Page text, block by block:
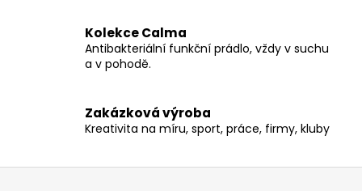
v
k
p
i
u
Kolekce Calma
Antibakteriální funkční prádlo, vždy v suchu
a v pohodě.
Zakázková výroba
Kreativita na míru, sport, práce, firmy, kluby
Z